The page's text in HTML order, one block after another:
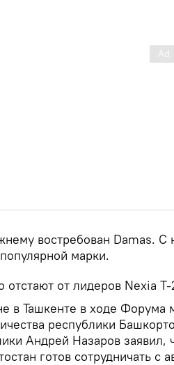
востребован Damas. С
марки.
отстают от лидеров Nexia
в Ташкенте в ходе Форума
республики
Андрей Назаров заявил,
готов сотрудничать с